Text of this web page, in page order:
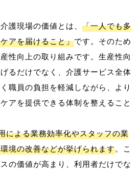
護現場の価値とは、 「一人でも多
アを届けること」です。そのため
性向上の取り組みです。生産性向
るだけでなく、介護サービス全体
職員の負担を軽減しながら、より
アを提供できる体制を整えること
による業務効率化やスタッフの業
境の改善などが挙げられます。こ
の価値が高まり、利用者だけでな